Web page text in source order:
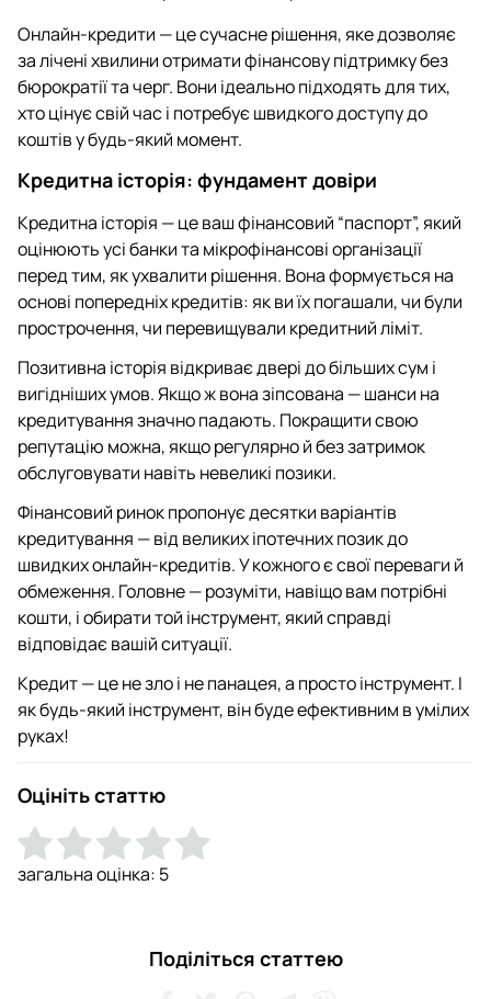
Онлайн-кредити — це сучасне рішення, яке дозволяє
за лічені хвилини отримати фінансову підтримку без
бюрократії та черг. Вони ідеально підходять для тих,
хто цінує свій час і потребує швидкого доступу до
коштів у будь-який момент.
Кредитна історія: фундамент довіри
Кредитна історія — це ваш фінансовий “паспорт”, який
оцінюють усі банки та мікрофінансові організації
перед тим, як ухвалити рішення. Вона формується на
основі попередніх кредитів: як ви їх погашали, чи були
прострочення, чи перевищували кредитний ліміт.
Позитивна історія відкриває двері до більших сум і
вигідніших умов. Якщо ж вона зіпсована — шанси на
кредитування значно падають. Покращити свою
репутацію можна, якщо регулярно й без затримок
обслуговувати навіть невеликі позики.
Фінансовий ринок пропонує десятки варіантів
кредитування — від великих іпотечних позик до
швидких онлайн-кредитів. У кожного є свої переваги й
обмеження. Головне — розуміти, навіщо вам потрібні
кошти, і обирати той інструмент, який справді
відповідає вашій ситуації.
Кредит — це не зло і не панацея, а просто інструмент. І
як будь-який інструмент, він буде ефективним в умілих
руках!
Оцініть статтю
загальна оцінка: 5
Поділіться статтею